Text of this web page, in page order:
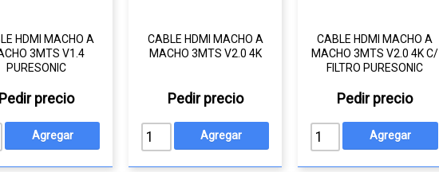
HDMI MACHO A
3MTS V1.4
PURESONIC
Pedir precio
CABLE HDMI MACHO A
MACHO 3MTS V2.0 4K
Pedir precio
CABLE HDMI MACHO A
MACHO 3MTS V2.0 4K C/
FILTRO PURESONIC
Pedir precio